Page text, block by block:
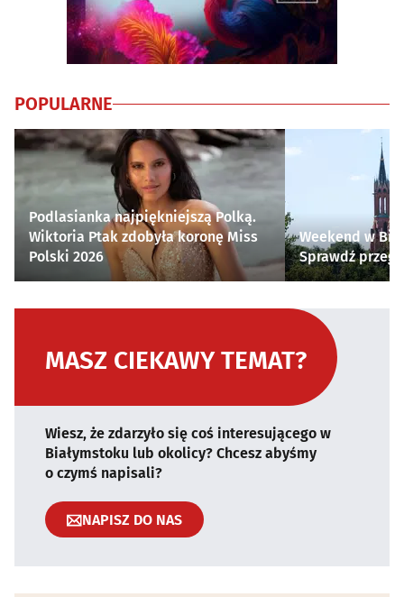
POPULARNE
Podlasianka najpiękniejszą Polką.
Wiktoria Ptak zdobyła koronę Miss
Polski 2026
Weekend w
Sprawdź
MASZ CIEKAWY TEMAT?
Wiesz, że zdarzyło się coś interesującego w
Białymstoku lub okolicy? Chcesz abyśmy
o czymś napisali?
NAPISZ DO NAS